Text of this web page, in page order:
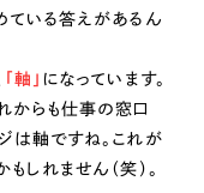
ている答えがあるん
「軸」 になっています。
からも仕事の窓口
は軸ですね。これが
しれません（笑）。